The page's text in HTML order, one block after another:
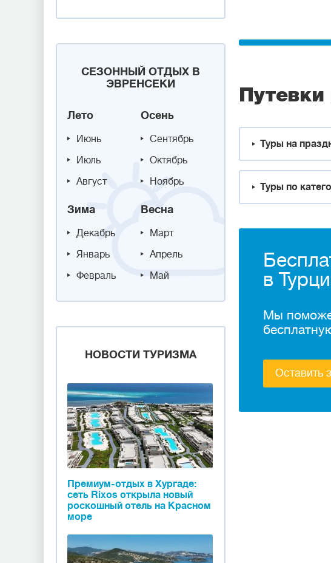
СЕЗОННЫЙ ОТДЫХ В
ЭВРЕНСЕКИ
Лето
Июнь
Июль
Август
Осень
Сентябрь
Октябрь
Ноябрь
Зима
Декабрь
Январь
Февраль
Весна
Март
Апрель
Май
НОВОСТИ ТУРИЗМА
Премиум-отдых в Хургаде:
сеть Rixos открыла новый
роскошный отель на Красном
море
Туры на
Туры по
в
Мы
Оставить